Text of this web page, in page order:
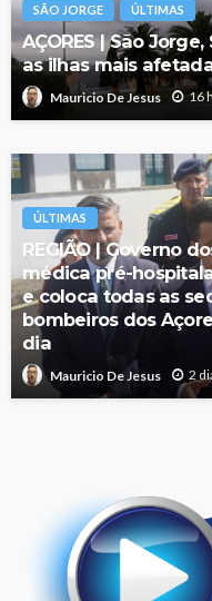
SÃO JORGE ÚLTIMAS
AÇORES | São
as ilhas mais
Mauricio De Jesus 16
ÚLTIMAS
REGIÃO | Governo
médica pré-
e coloca todas as
bombeiros dos
dia
Mauricio De Jesus 2